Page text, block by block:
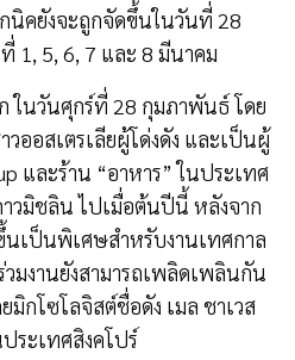
คยังจะถูกจัดขึ้นในวันที่ 28
1, 5, 6, 7 และ 8 มีนาคม
ในวันศุกร์ที่ 28 กุมภาพันธ์ โดย
ออสเตรเลียผู้โด่งดัง และเป็นผู้
และร้าน “อาหาร” ในประเทศ
าวมิชลิน ไปเมื่อต้นปีนี้ หลังจาก
นเป็นพิเศษสำหรับงานเทศกาล
มงานยังสามารถเพลิดเพลินกัน
กโซโลจิสต์ชื่อดัง เมล ชาเวส
ระเทศสิงคโปร์